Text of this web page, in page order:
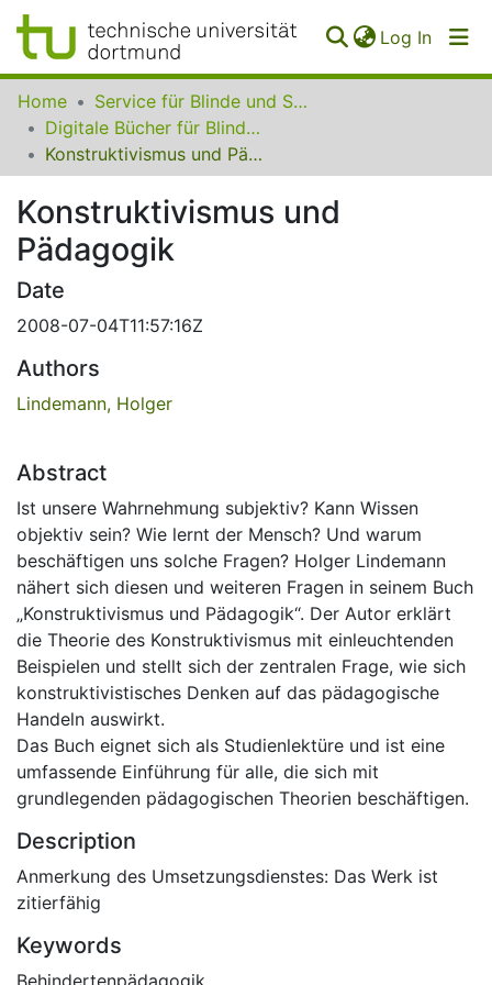
Log In
Communities
Collections
FAQ
Home
Service für Blinde und Sehbehinderte der UB Dortmund
Digitale Bücher für Blinde und Sehbehinderte
Konstruktivismus und Pädagogik
Konstruktivismus und
Pädagogik
Date
2008-07-04T11:57:16Z
Authors
Lindemann, Holger
Abstract
Ist unsere Wahrnehmung subjektiv? Kann Wissen
objektiv sein? Wie lernt der Mensch? Und warum
beschäftigen uns solche Fragen? Holger Lindemann
nähert sich diesen und weiteren Fragen in seinem Buch
„Konstruktivismus und Pädagogik“. Der Autor erklärt
die Theorie des Konstruktivismus mit einleuchtenden
Beispielen und stellt sich der zentralen Frage, wie sich
konstruktivistisches Denken auf das pädagogische
Handeln auswirkt.
Das Buch eignet sich als Studienlektüre und ist eine
umfassende Einführung für alle, die sich mit
grundlegenden pädagogischen Theorien beschäftigen.
Description
Anmerkung des Umsetzungsdienstes: Das Werk ist
zitierfähig
Keywords
Behindertenpädagogik